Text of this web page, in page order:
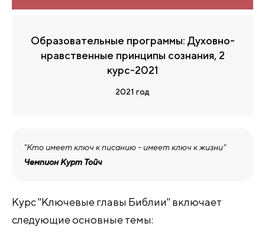
Образовательные программы: Духовно-
нравственные принципы сознания, 2
курс-2021
2021 год
"Кто имеет ключ к писанию - имеет ключ к жизни"
Чемпион Курт Тойч
Курс "Ключевые главы Библии" включает
следующие основные темы: